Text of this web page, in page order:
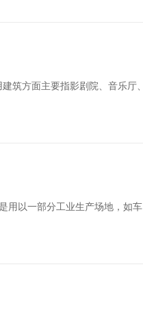
筑方面主要指影剧院、音乐厅、
用以一部分工业生产场地，如车